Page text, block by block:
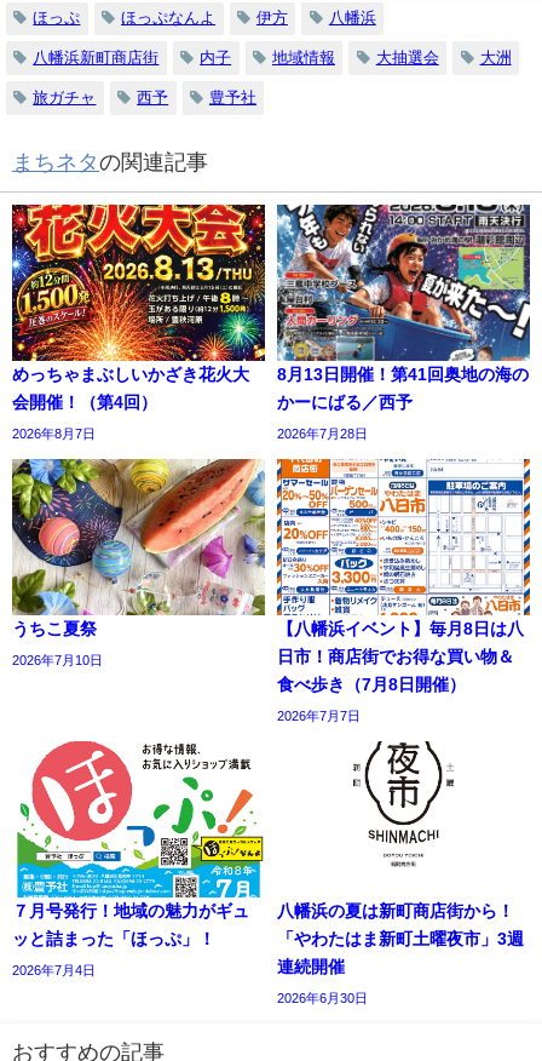
ほっぷ ほっぷなんよ 伊方 八幡浜
八幡浜新町商店街 内子 地域情報 大抽選会 大洲
旅ガチャ 西予 豊予社
まちネタの関連記事
めっちゃまぶしいかざき花火大
会開催！（第4回）
2026年8月7日
8月13日開催！第41回奥地の海の
かーにばる／西予
2026年7月28日
うちこ夏祭
2026年7月10日
【八幡浜イベント】毎月8日は八
日市！商店街でお得な買い物＆
食べ歩き（7月8日開催）
2026年7月7日
７月号発行！地域の魅力がギュ
ッと詰まった「ほっぷ」！
2026年7月4日
八幡浜の夏は新町商店街から！
「やわたはま新町土曜夜市」3週
連続開催
2026年6月30日
おすすめの記事